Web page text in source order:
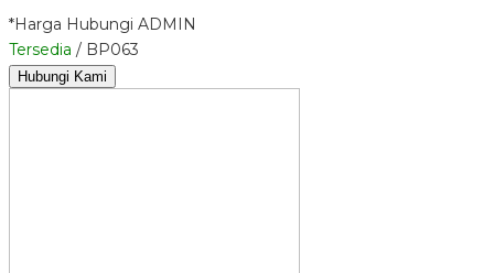
*Harga Hubungi ADMIN
Tersedia / BP063
Hubungi Kami